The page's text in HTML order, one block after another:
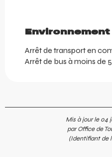
Environnement
Environnement
Arrêt de transport en
Arrêt de bus à moins de
Mis à jour le 04
par Office de
(Identifiant de